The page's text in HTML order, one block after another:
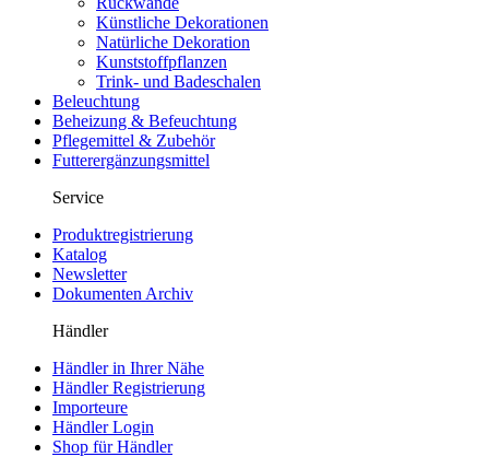
Künstliche Dekorationen
Natürliche Dekoration
Kunststoffpflanzen
Trink- und Badeschalen
Beleuchtung
Beheizung & Befeuchtung
Pflegemittel & Zubehör
Futterergänzungsmittel
Service
Produktregistrierung
Katalog
Newsletter
Dokumenten Archiv
Händler
Händler in Ihrer Nähe
Händler Registrierung
Importeure
Händler Login
Shop für Händler